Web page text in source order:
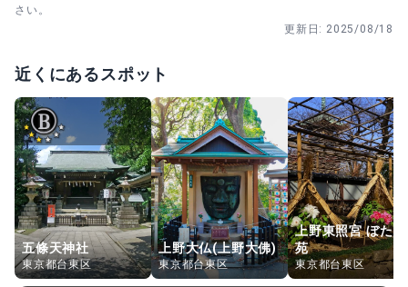
さい。
更新日: 2025/08/18
近くにあるスポット
五條天神社
東京都台東区
上野大仏(上野大佛)
東京都台東区
上野東照宮 ぼたん
苑
東京都台東区